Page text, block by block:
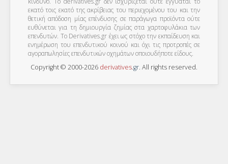
εκατό τοις εκατό της ακρίβειας του περιεχομένου του και την
θετική απόδοση μίας επένδυσης σε παράγωγα προϊόντα ούτε
ευθύνεται για τη δημιουργία ζημίας στα χαρτοφυλάκια των
επενδυτών. To Derivatives.gr έχει ως στόχο την εκπαίδευση και
ενημέρωση του επενδυτικού κοινού και όχι τις προτροπές σε
αγοραπωλησίες επενδυτικών οχημάτων οποιουδήποτε είδους.
Copyright © 2000-2026 derivatives.gr. All rights reserved.